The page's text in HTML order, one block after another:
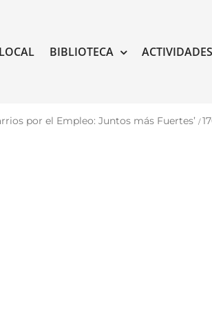
BIBLIOTECA ACTIVIDADES
por el Empleo: Juntos más Fuertes’